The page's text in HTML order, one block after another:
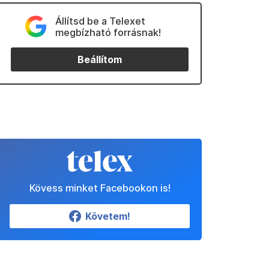
Állítsd be a Telexet
megbízható forrásnak!
Beállítom
Kövess minket Facebookon is!
Követem!